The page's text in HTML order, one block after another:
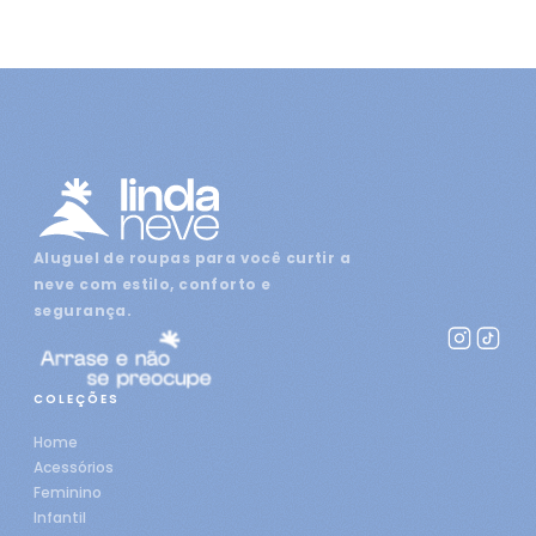
Aluguel de roupas para você curtir a
neve com estilo, conforto e
segurança.
COLEÇÕES
Home
Acessórios
Feminino
Infantil